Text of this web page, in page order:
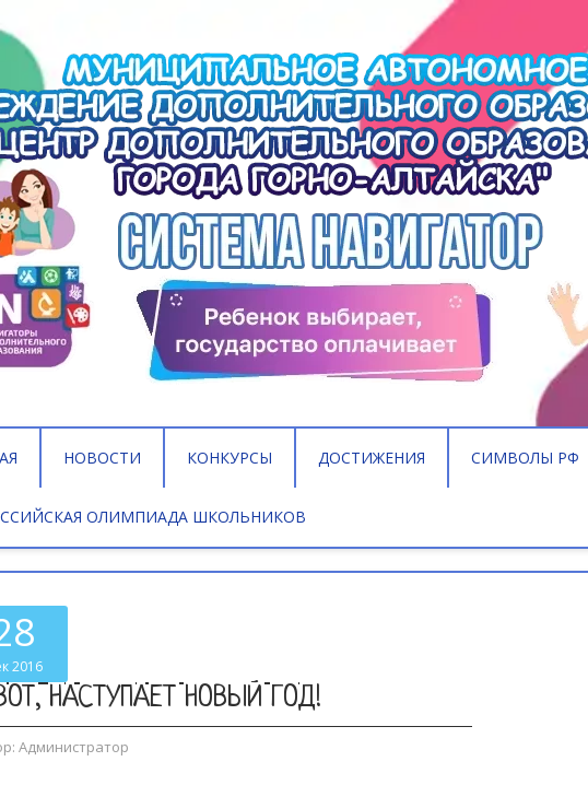
НОВОСТИ КОНКУРСЫ ДОСТИЖЕНИЯ СИМВОЛЫ РФ
ОЛИМПИАДА ШКОЛЬНИКОВ
2016
НАСТУПАЕТ НОВЫЙ ГОД!
Администратор